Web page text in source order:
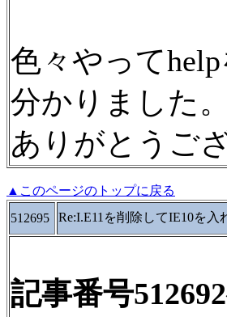
色々やって
分かりました。
ありがとうご
▲このページのトップに戻る
512695
Re:I.E11を削除してIE10を入
記事番号